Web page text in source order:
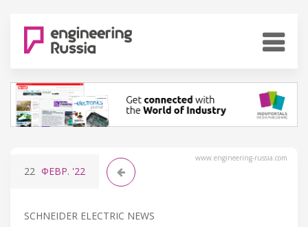
www.engineering-russia.com
22 ФЕВР. '22
SCHNEIDER ELECTRIC NEWS